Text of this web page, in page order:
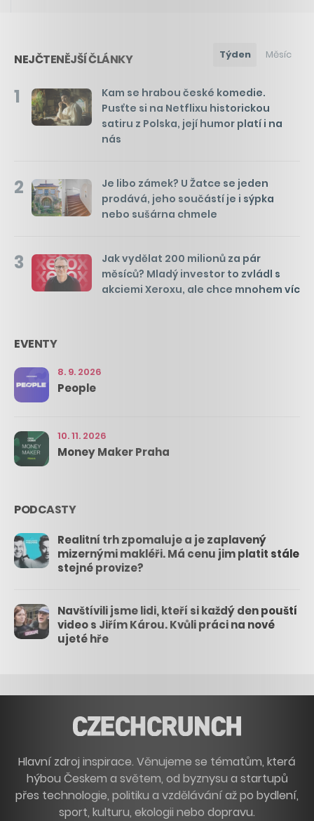
NEJČTENĚJŠÍ ČLÁNKY Týden Měsíc
1
Kam se hrabou české komedie.
Pusťte si na Netflixu historickou
satiru z Polska, její humor platí i na
nás
2
Je libo zámek? U Žatce se jeden
prodává, jeho součástí je i sýpka
nebo sušárna chmele
3
Jak vydělat 200 milionů za pár
měsíců? Mladý investor to zvládl s
akciemi Xeroxu, ale chce mnohem víc
EVENTY
8. 9. 2026
People
10. 11. 2026
Money Maker Praha
PODCASTY
Realitní trh zpomaluje a je zaplavený
mizernými makléři. Má cenu jim platit stále
stejné provize?
Navštívili jsme lidi, kteří si každý den pouští
video s Jiřím Károu. Kvůli práci na nové
ujeté hře
Hlavní zdroj inspirace. Věnujeme se tématům, která
hýbou Českem a světem, od byznysu a startupů
přes technologie, politiku a vzdělávání až po bydlení,
sport, kulturu, ekologii nebo dopravu.